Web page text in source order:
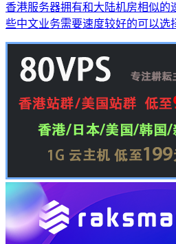
香港服务器拥有和大陆机房相似的
些中文业务需要速度较好的可以选